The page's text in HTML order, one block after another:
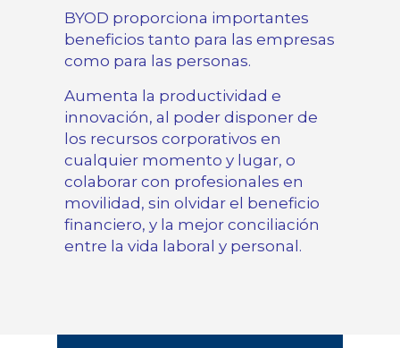
BYOD proporciona importantes
beneficios tanto para las empresas
como para las personas.
Aumenta la productividad e
innovación, al poder disponer de
los recursos corporativos en
cualquier momento y lugar, o
colaborar con profesionales en
movilidad, sin olvidar el beneficio
financiero, y la mejor conciliación
entre la vida laboral y personal.